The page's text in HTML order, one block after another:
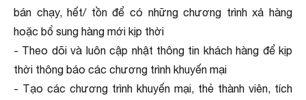
bán chạy, hết/ tồn để có những chương trình xả hàng
hoặc bổ sung hàng mới kịp thời
- Theo dõi và luôn cập nhật thông tin khách hàng để kịp
thời thông báo các chương trình khuyến mại
- Tạo các chương trình khuyến mại, thẻ thành viên, tích